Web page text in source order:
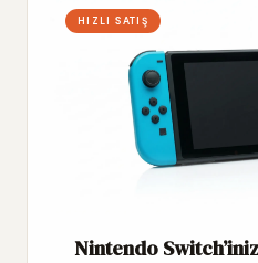
HIZLI SATIŞ
Nintendo